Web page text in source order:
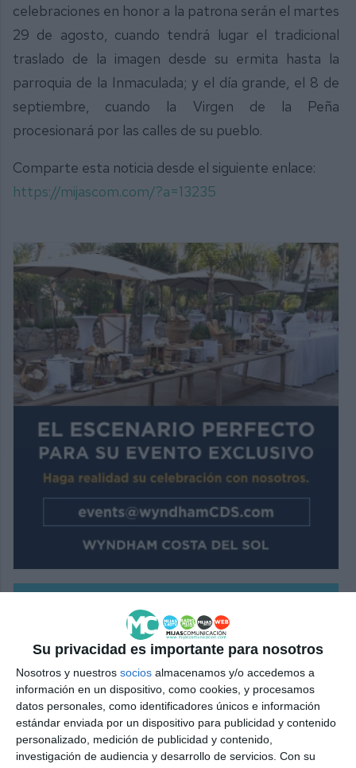
Su privacidad es importante para nosotros
Nosotros y nuestros socios almacenamos y/o accedemos a
información en un dispositivo, como cookies, y procesamos
datos personales, como identificadores únicos e información
estándar enviada por un dispositivo para publicidad y contenido
personalizado, medición de publicidad y contenido,
investigación de audiencia y desarrollo de servicios. Con su
celebraciones en honor a la patrona serán el martes
29 de agosto, cuando tendrá lugar el tradicional
traslado de la imagen desde su ermita hasta la
parroquia de la Inmaculada; y el día grande, el 8 de
septiembre, cuando la Virgen de la Peña
procesionará por las calles de su pueblo.
Comparte esta noticia desde el siguiente enlace:
https://mijascom.com/?a=13235